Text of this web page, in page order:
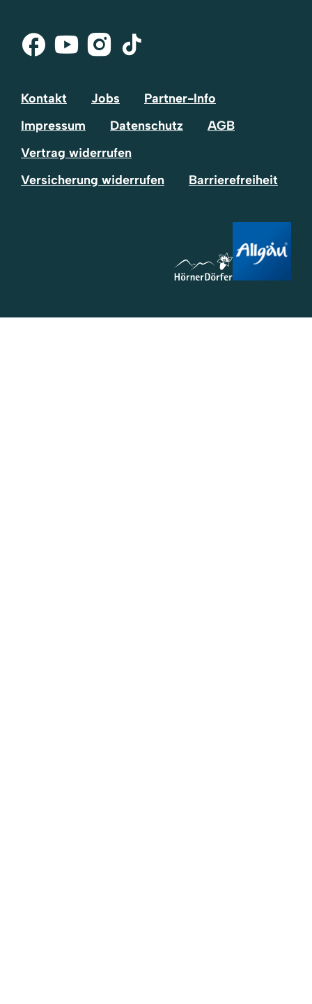
Facebook
Youtube
Instagram
Tik-
Kontakt Jobs
Partner-Info
Impressum
Datenschutz
AGB
Vertrag widerrufen
Versicherung widerrufen
Barrierefreiheit